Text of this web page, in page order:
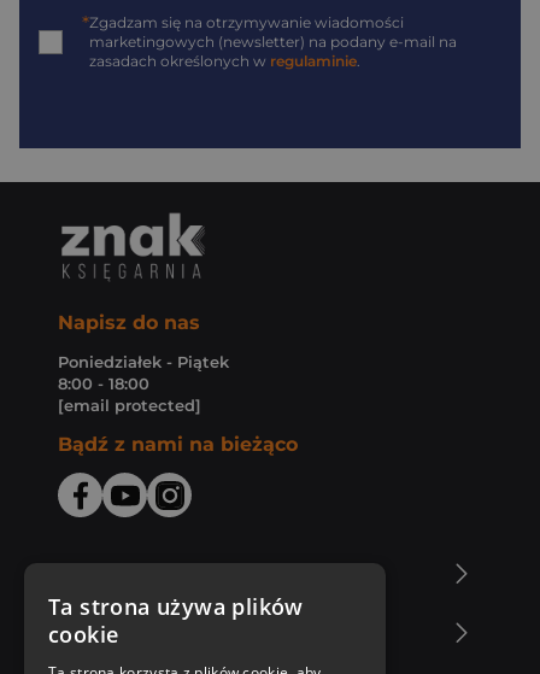
*Zgadzam się na otrzymywanie wiadomości
marketingowych (newsletter) na podany e-mail na
zasadach określonych w regulaminie.
Napisz do nas
Poniedziałek - Piątek
8:00 - 18:00
[email protected]
Bądź z nami na bieżąco
Zakupy u nas
Ta strona używa plików
cookie